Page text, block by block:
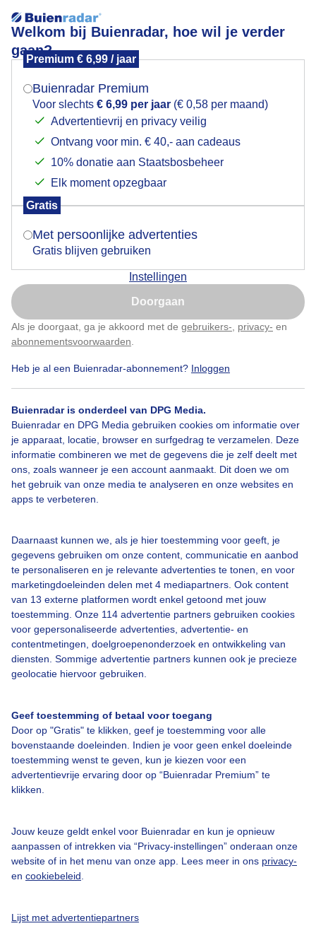
Welkom bij Buienradar, hoe wil je verder
gaan?
Premium € 6,99 / jaar
Buienradar Premium
Voor slechts € 6,99 per jaar (€ 0,58 per maand)
Advertentievrij en privacy veilig
Ontvang voor min. € 40,- aan cadeaus
10% donatie aan Staatsbosbeheer
Elk moment opzegbaar
Gratis
Met persoonlijke advertenties
Gratis blijven gebruiken
Instellingen
Doorgaan
Als je doorgaat, ga je akkoord met de gebruikers- privacy- en
abonnementsvoorwaarden
Heb je al een Buienradar-abonnement? Inloggen
Buienradar is onderdeel van DPG Media.
Buienradar en DPG Media gebruiken cookies om informatie over
je apparaat, locatie, browser en surfgedrag te verzamelen. Deze
informatie combineren we met de gegevens die je zelf deelt met
ons, zoals wanneer je een account aanmaakt. Dit doen we om
het gebruik van onze media te analyseren en onze websites en
apps te verbeteren.
Daarnaast kunnen we, als je hier toestemming voor geeft, je
gegevens gebruiken om onze content, communicatie en aanbod
te personaliseren en je relevante advertenties te tonen, en voor
marketingdoeleinden delen met 4 mediapartners. Ook content
van 13 externe platformen wordt enkel getoond met jouw
toestemming. Onze 114 advertentie partners gebruiken cookies
voor gepersonaliseerde advertenties, advertentie- en
contentmetingen, doelgroepenonderzoek en ontwikkeling van
diensten. Sommige advertentie partners kunnen ook je precieze
geolocatie hiervoor gebruiken.
Geef toestemming of betaal voor toegang
Door op "Gratis" te klikken, geef je toestemming voor alle
bovenstaande doeleinden. Indien je voor geen enkel doeleinde
toestemming wenst te geven, kun je kiezen voor een
advertentievrije ervaring door op “Buienradar Premium” te
klikken.
Jouw keuze geldt enkel voor Buienradar en kun je opnieuw
aanpassen of intrekken via “Privacy-instellingen” onderaan onze
website of in het menu van onze app. Lees meer in ons privacy-
en cookiebeleid
Lijst met advertentiepartners
Zon 22 graden halo in noorwegen
Door: public Gemaakt: 14-06-2026, 95x bekeken
Bekijk slideshow
Over Buienradar
Bedrijfsgegevens
Contact
Toegankelijkheid
Gebruikersvoorwaarden
Privacy beleid
Cookie beleid
Gratis weerdata
Mogen we je locatie gebruiken voor het
Indien je hier nog geen akkoord op hebt gegeven,
verschijnt er zo een pop-up uit je browser waarin
Is goed, toon de popup
Nu niet, misschien later
Klik hierom dit aan te passen